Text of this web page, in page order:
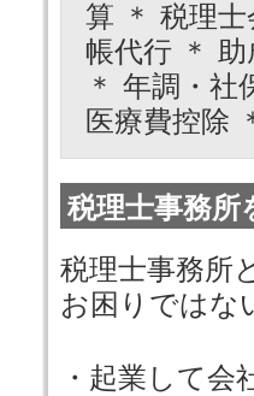
算 ＊ 税理
帳代行 ＊
＊ 年調・
医療費控除
税理士事務所
税理士事務所
お困りではな
・起業して